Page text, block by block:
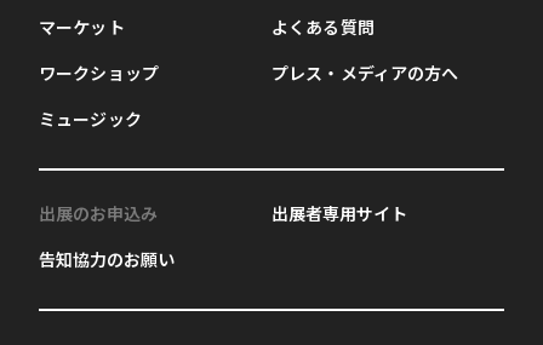
マーケット
ワークショップ
ミュージック
よくある質問
プレス・メディアの方へ
出展のお申込み
告知協力のお願い
出展者専用サイト